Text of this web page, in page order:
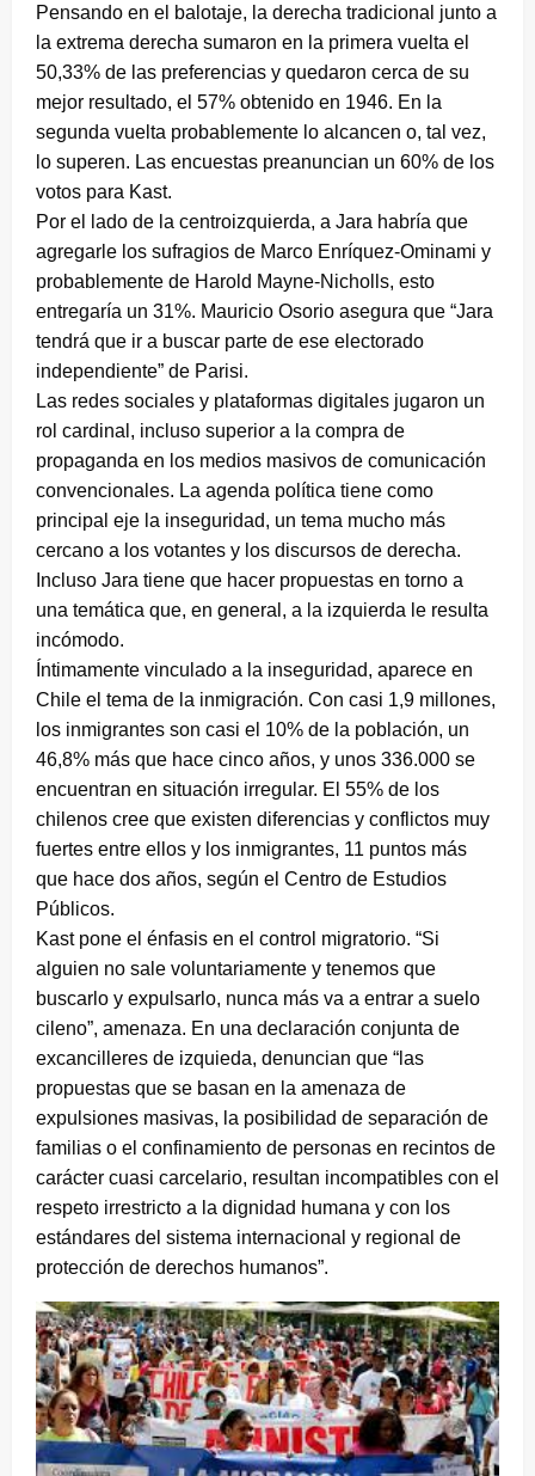
Pensando en el balotaje, la derecha tradicional junto a
la extrema derecha sumaron en la primera vuelta el
50,33% de las preferencias y quedaron cerca de su
mejor resultado, el 57% obtenido en 1946. En la
segunda vuelta probablemente lo alcancen o, tal vez,
lo superen. Las encuestas preanuncian un 60% de los
votos para Kast.
Por el lado de la centroizquierda, a Jara habría que
agregarle los sufragios de Marco Enríquez-Ominami y
probablemente de Harold Mayne-Nicholls, esto
entregaría un 31%. Mauricio Osorio asegura que “Jara
tendrá que ir a buscar parte de ese electorado
independiente” de Parisi.
Las redes sociales y plataformas digitales jugaron un
rol cardinal, incluso superior a la compra de
propaganda en los medios masivos de comunicación
convencionales. La agenda política tiene como
principal eje la inseguridad, un tema mucho más
cercano a los votantes y los discursos de derecha.
Incluso Jara tiene que hacer propuestas en torno a
una temática que, en general, a la izquierda le resulta
incómodo.
Íntimamente vinculado a la inseguridad, aparece en
Chile el tema de la inmigración. Con casi 1,9 millones,
los inmigrantes son casi el 10% de la población, un
46,8% más que hace cinco años, y unos 336.000 se
encuentran en situación irregular. El 55% de los
chilenos cree que existen diferencias y conflictos muy
fuertes entre ellos y los inmigrantes, 11 puntos más
que hace dos años, según el Centro de Estudios
Públicos.
Kast pone el énfasis en el control migratorio. “Si
alguien no sale voluntariamente y tenemos que
buscarlo y expulsarlo, nunca más va a entrar a suelo
cileno”, amenaza. En una declaración conjunta de
excancilleres de izquieda, denuncian que “las
propuestas que se basan en la amenaza de
expulsiones masivas, la posibilidad de separación de
familias o el confinamiento de personas en recintos de
carácter cuasi carcelario, resultan incompatibles con el
respeto irrestricto a la dignidad humana y con los
estándares del sistema internacional y regional de
protección de derechos humanos”.